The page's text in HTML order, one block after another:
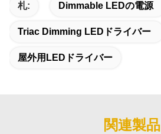
札: Dimmable LEDの電源
Triac Dimming LEDドライバー
屋外用LEDドライバー
関連製品